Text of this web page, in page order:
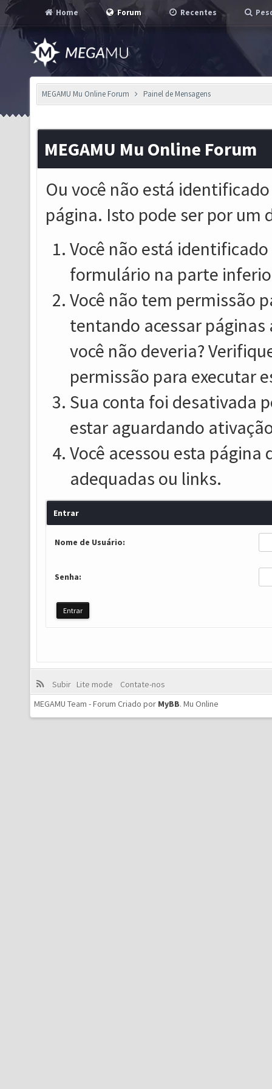
Home Forum Recentes
MEGAMU Mu Online Forum Painel de Mensagens
MEGAMU Mu Online Forum
Ou você não está
página. Isto pode ser por um
Você não está
formulário na parte
Você não tem permissão
tentando acessar
você não deveria?
permissão para executar
Sua conta foi desativada
estar aguardando
Você acessou esta
adequadas ou links.
Entrar
Nome de Usuário:
Senha:
Subir Lite mode
Contate-nos
MEGAMU Team - Forum Criado por MyBB. Mu Online